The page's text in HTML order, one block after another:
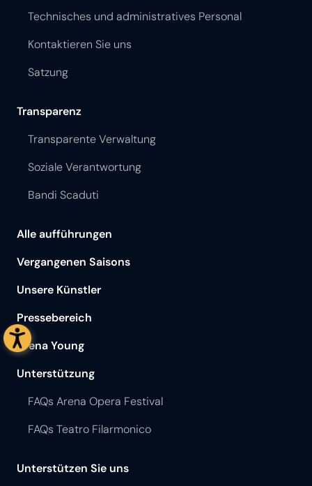
Technisches und administratives Personal
Kontaktieren Sie uns
Satzung
Transparenz
Transparente Verwaltung
Soziale Verantwortung
Bandi Scaduti
Alle aufführungen
Vergangenen Saisons
Unsere Künstler
Pressebereich
Arena Young
Unterstützung
FAQs Arena Opera Festival
FAQs Teatro Filarmonico
Unterstützen Sie uns